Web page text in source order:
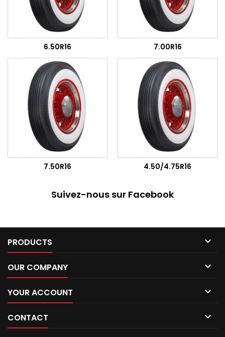
6.50R16 7.00R16
7.50R16 4.50/4.75R16
Suivez-nous sur Facebook
PRODUCTS 
OUR COMPANY 
YOUR ACCOUNT 
CONTACT 